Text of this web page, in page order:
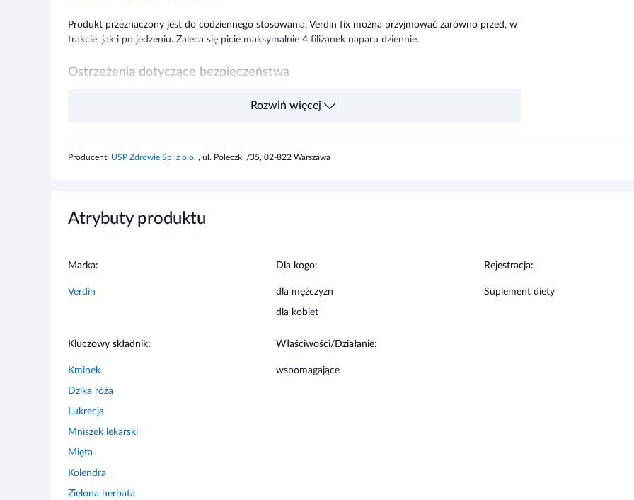
Produkt przeznaczony jest do codziennego stosowania. Verdin fix można przyjmować zarówno przed, w
trakcie, jak i po jedzeniu. Zaleca się picie maksymalnie 4 filiżanek naparu dziennie.
Ostrzeżenia dotyczące bezpieczeństwa
Ze względu na zawartość lukrecji produkt nie powinien być stosowany w nadmiernych ilościach przez
Rozwiń więcej
Producent: USP Zdrowie Sp. z o.o. , ul. Poleczki /35, 02-822 Warszawa
Atrybuty produktu
Marka:
Verdin
Dla kogo:
dla mężczyzn
dla kobiet
Rejestracja:
Suplement diety
Kluczowy składnik:
Kminek
Dzika róża
Lukrecja
Mniszek lekarski
Mięta
Kolendra
Zielona herbata
Właściwości/Działanie:
wspomagające